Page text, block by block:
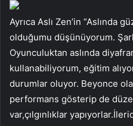
Ayrıca Aslı Zen’in “Aslında
olduğumu düşünüyorum.
Oyunculuktan aslında
kullanabiliyorum, eğitim
durumlar oluyor. Beyonce
performans gösterip de
var,çılgınlıklar